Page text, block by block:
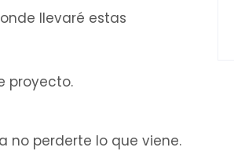
llevaré estas
proyecto.
no perderte lo que viene.